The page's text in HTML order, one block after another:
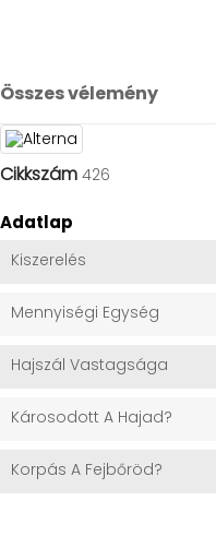
Összes vélemény
Cikkszám 426
Adatlap
Kiszerelés
Mennyiségi Egység
Hajszál Vastagsága
Károsodott A Hajad?
Korpás A Fejbőröd?